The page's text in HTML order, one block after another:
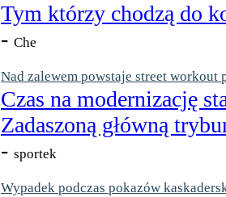
Tym którzy chodzą do
- Che
Nad zalewem powstaje street workout
Czas na modernizację
Zadaszoną główną
- sportek
Wypadek podczas pokazów